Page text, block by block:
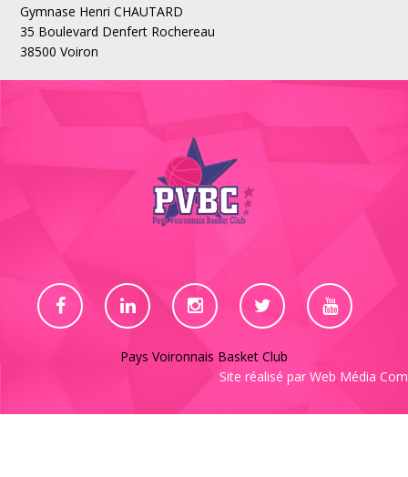
Gymnase Henri CHAUTARD
35 Boulevard Denfert Rochereau
38500 Voiron
Pays Voironnais Basket Club
Site réalisé par Web Média Com